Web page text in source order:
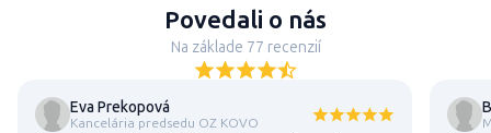
Povedali o nás
Na základe 77 recenzií
Eva Prekopová
Kancelária predsedu OZ KOVO